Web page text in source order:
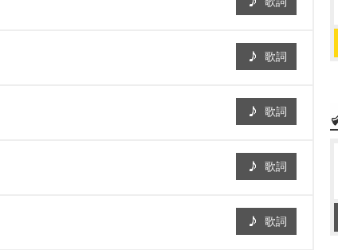
歌詞
歌詞
歌詞
歌詞